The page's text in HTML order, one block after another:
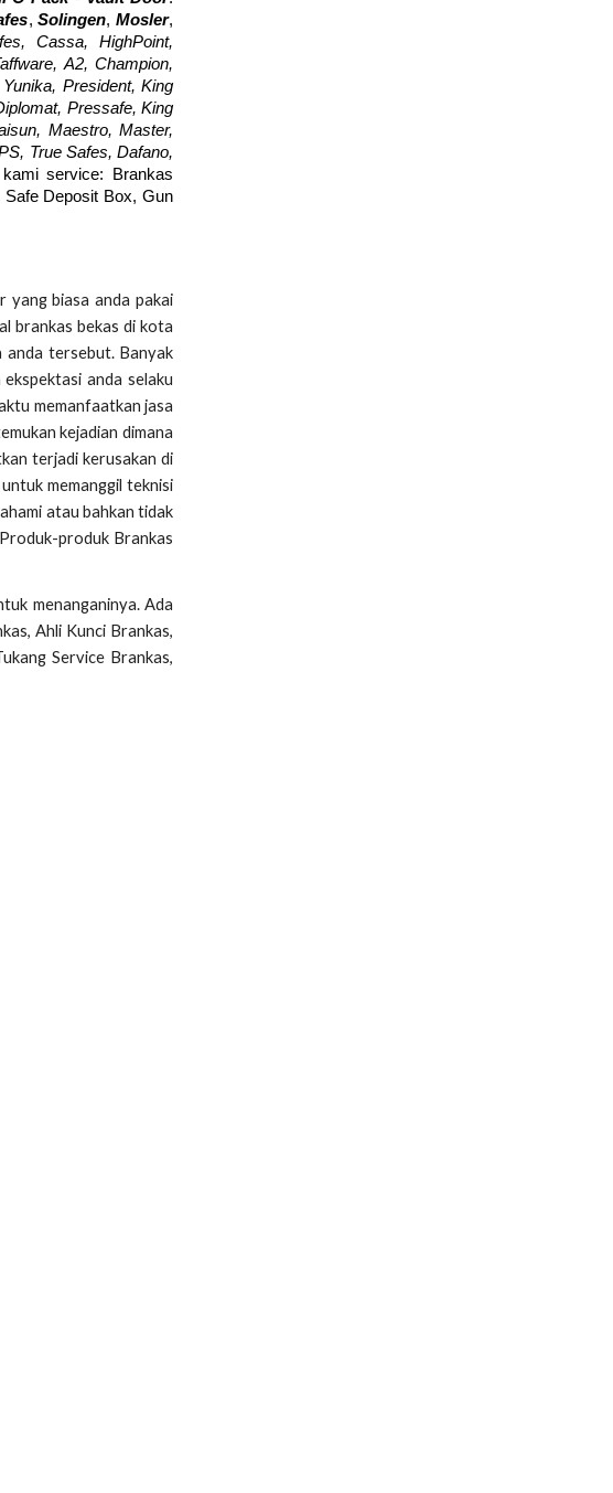
,Solingen,Mosler,
Cassa, HighPoint,
A2, Champion,
President, King
Pressafe, King
Maestro, Master,
True Safes, Dafano,
service: Brankas
Deposit Box, Gun
yang biasa anda pakai
brankas bekas di kota
anda tersebut. Banyak
anda selaku
memanfaatkan jasa
kejadian dimana
terjadi kerusakan di
memanggil teknisi
atau bahkan tidak
produk Brankas
menanganinya. Ada
Ahli Kunci Brankas,
Service Brankas,